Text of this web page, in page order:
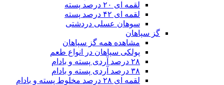
لقمه ای ۲۰ درصد پسته
لقمه ای ۴۲ درصد پسته
سوهان عسلی دردشتی
گز سپاهان
مشاهده همه گز سپاهان
پولکی سپاهان در انواع طعم
۲۸ درصد آردی پسته و بادام
۳۸ درصد آردی پسته و بادام
لقمه ای ۲۸ درصد مخلوط پسته و بادام